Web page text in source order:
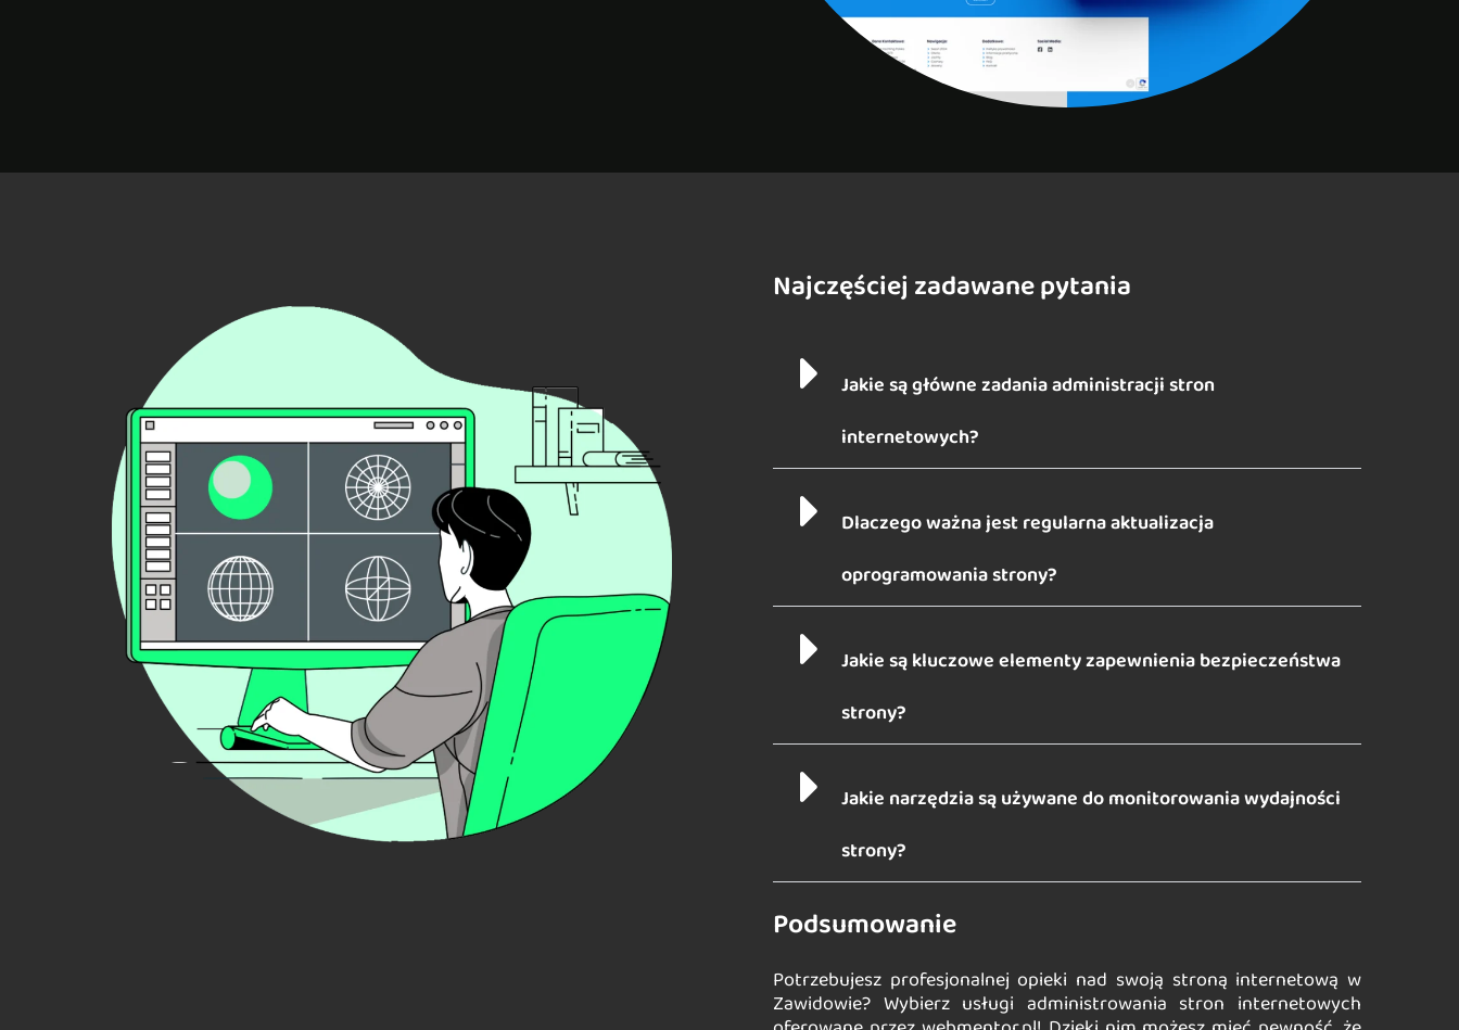
Najczęściej zadawane pytania
Jakie są główne zadania administracji stron
internetowych?
Dlaczego ważna jest regularna aktualizacja
oprogramowania strony?
Jakie są kluczowe elementy zapewnienia bezpieczeństwa
strony?
Jakie narzędzia są używane do monitorowania wydajności
strony?
Podsumowanie
Potrzebujesz profesjonalnej opieki nad swoją stroną internetową w
Zawidowie? Wybierz usługi administrowania stron internetowych